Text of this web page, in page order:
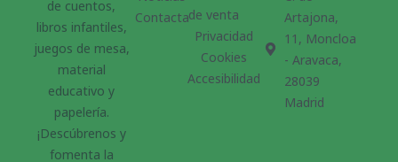
de cuentos,
libros infantiles,
juegos de mesa,
material
educativo y
papelería.
¡Descúbrenos y
fomenta la
Contactade venta
Privacidad
Cookies
Accesibilidad
Artajona,
11, Moncloa
- Aravaca,
28039
Madrid